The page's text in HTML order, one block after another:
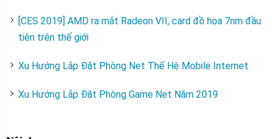
[CES 2019] AMD ra mắt Radeon VII, card đồ họa 7nm đầu
tiên trên thế giới
Xu Hướng Lắp Đặt Phòng Net Thế Hệ Mobile Internet
Xu Hướng Lắp Đặt Phòng Game Net Năm 2019